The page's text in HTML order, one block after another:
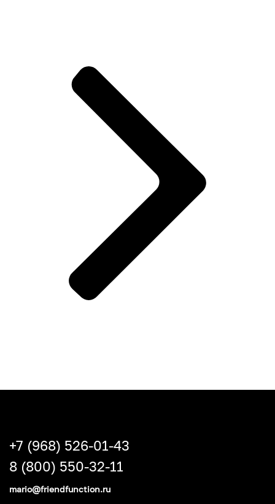
+7 (968) 526-01-43
8 (800) 550-32-11
mario@friendfunction.ru